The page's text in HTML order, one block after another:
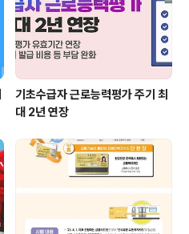
기초수급자 근로능력평가 주기 최
대 2년 연장